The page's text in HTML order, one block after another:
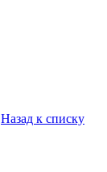
Назад к списку